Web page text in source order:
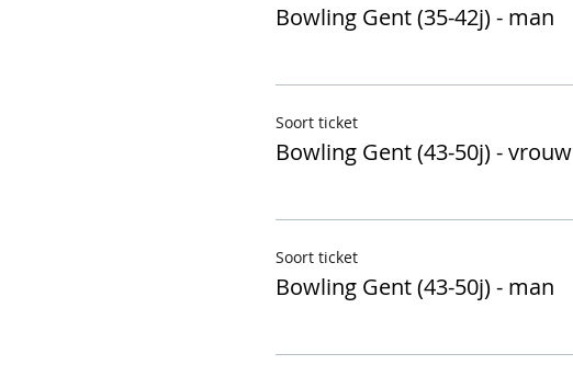
Bowling Gent (35-42j) - man
Soort ticket
Bowling Gent (43-50j) - vrouw
Soort ticket
Bowling Gent (43-50j) - man